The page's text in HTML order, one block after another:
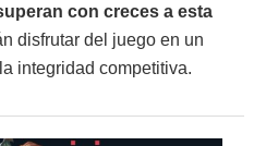
con creces a esta
disfrutar del juego en un
integridad competitiva.